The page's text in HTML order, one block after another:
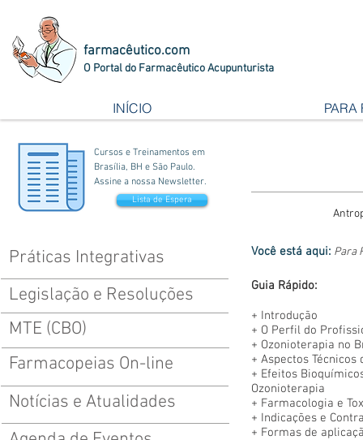
farmacêutico.com
O Portal do Farmacêutico Acupunturista
INÍCIO PARA
Cursos e Treinamentos em
Brasília, BH e São Paulo.
Assine a nossa Newsletter.
Lista de Espera
Práticas Integrativas
Legislação e Resoluções
MTE (CBO)
Farmacopeias On-line
Notícias e Atualidades
Você está aqui: Para
Guia Rápido:
+ Introdução
+ O Perfil do
+ Ozonioterapia no
+ Aspectos Técnicos
+ Efeitos
Ozonioterapia
+ Farmacologia e
+ Indicações e
+ Formas de